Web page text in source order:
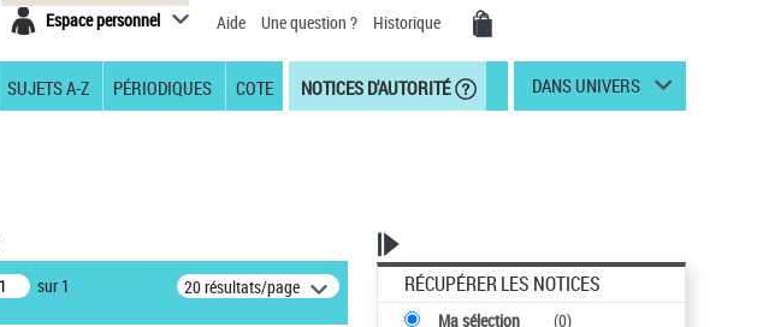
Espace personnel Aide Une question ? Historique
SUJETS A-Z PÉRIODIQUES COTE NOTICES D'AUTORITÉ DANS UNIVERS
sur 1 20 résultats/page RÉCUPÉRER LES NOTICES
Ma sélection (0)